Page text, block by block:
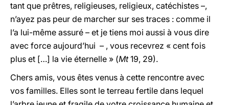
tant que prêtres, religieuses, religieux, catéchistes –,
n’ayez pas peur de marcher sur ses traces : comme il
l’a lui-même assuré – et je tiens moi aussi à vous dire
avec force aujourd’hui – , vous recevrez « cent fois
plus et […] la vie éternelle » (Mt19, 29).
Chers amis, vous êtes venus à cette rencontre avec
vos familles. Elles sont le terreau fertile dans lequel